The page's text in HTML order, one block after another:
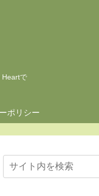
Heartで
ポリシー